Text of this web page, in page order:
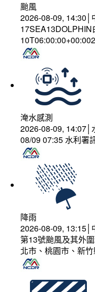
颱風
2026-08-09, 14:30│
淹水感測
2026-08-09, 14:07│
08/09 07:35 水利署
降雨
2026-08-09, 13:15│
第13號颱風及其外
北市、桃園市、新